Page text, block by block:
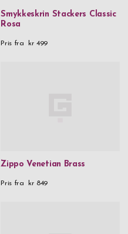
Smykkeskrin Stackers Classic
Rosa
Pris fra kr 499
Zippo Venetian Brass
Pris fra kr 849